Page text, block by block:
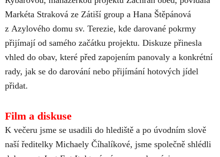
Markéta Straková ze Zátiší group a Hana Štěpánová
z Azylového domu sv. Terezie, kde darované pokrmy
přijímají od samého začátku projektu. Diskuze přinesla
vhled do obav, které před zapojením panovaly a konkrétní
rady, jak se do darování nebo přijímání hotových jídel
přidat.
Film a diskuse
K večeru jsme se usadili do hlediště a po úvodním slově
naší ředitelky Michaely Číhalíkové, jsme společně shlédli